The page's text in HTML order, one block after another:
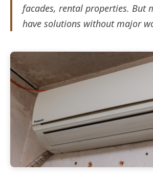
facades, rental properties. But
have solutions without major